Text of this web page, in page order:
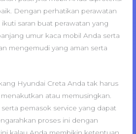
Dengan perhatikan perawatan
saran buat perawatan yang
umur kaca mobil Anda serta
mengemudi yang aman serta
Hyundai Creta Anda tak harus
atau memusingkan.
pemasok service yang dapat
proses ini dengan
kalau Anda membikin ketentuan